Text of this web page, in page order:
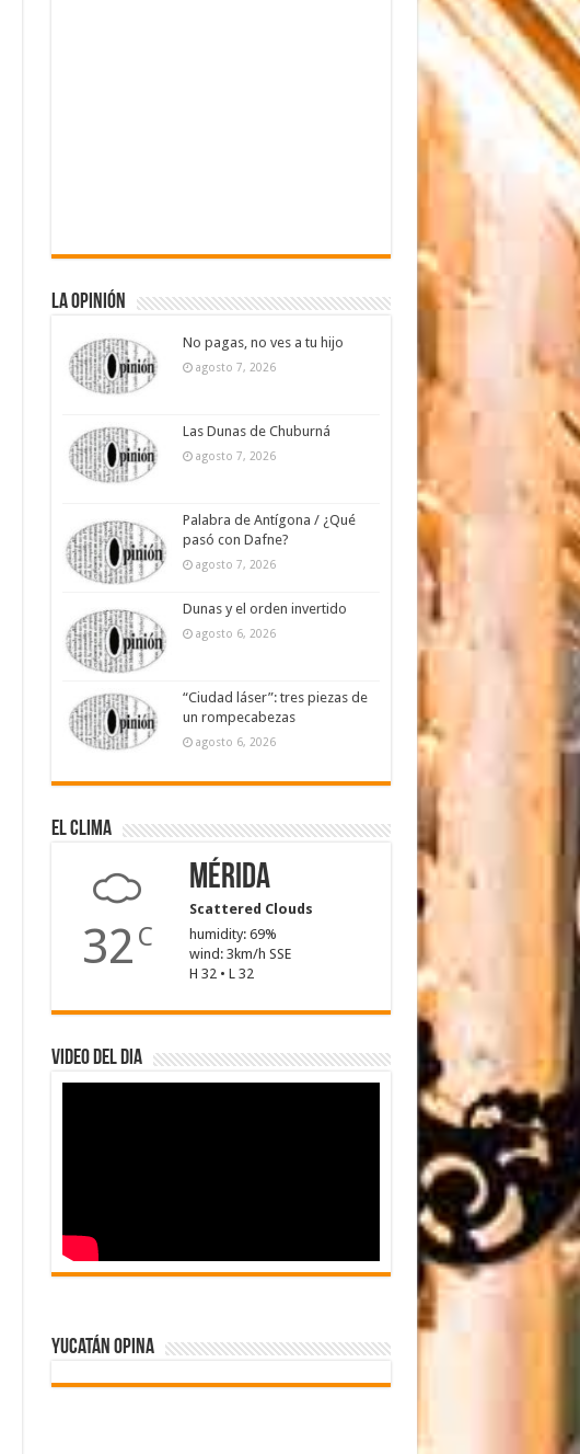
La Opinión
No pagas, no ves a tu hijo
agosto 7, 2026
Las Dunas de Chuburná
agosto 7, 2026
Palabra de Antígona / ¿Qué
pasó con Dafne?
agosto 7, 2026
Dunas y el orden invertido
agosto 6, 2026
“Ciudad láser”: tres piezas de
un rompecabezas
agosto 6, 2026
El Clima
32 C
Mérida
Scattered Clouds
humidity: 69%
wind: 3km/h SSE
H 32 • L 32
Video del dia
Yucatán Opina